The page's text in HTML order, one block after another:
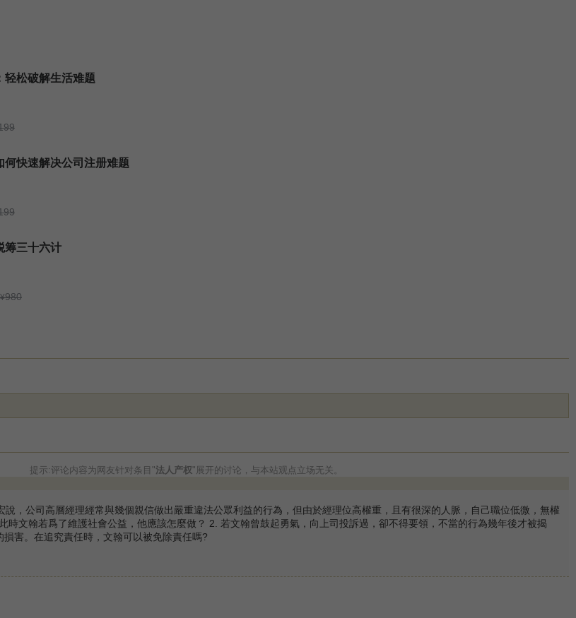
轻松破解生活难题
何快速解决公司注册难题
筹三十六计
¥980
提示:评论内容为网友针对条目"法人产权"展开的讨论，与本站观点立场无关。
，公司高層經理經常與幾個親信做出嚴重違法公眾利益的行為，但由於經理位高權重，且有很深的人脈，自己職位低微，無權
時文翰若爲了維護社會公益，他應該怎麼做？ 2. 若文翰曾鼓起勇氣，向上司投訴過，卻不得要領，不當的行為幾年後才被揭
害。在追究責任時，文翰可以被免除責任嗎?